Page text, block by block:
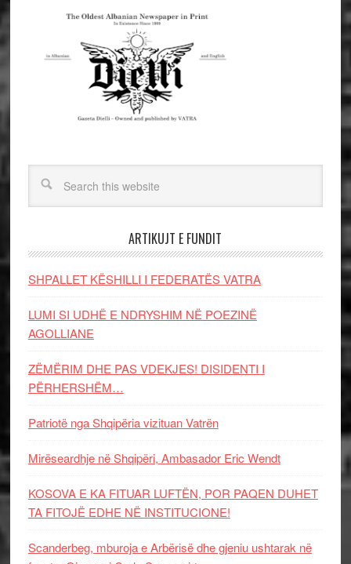
ARTIKUJT E FUNDIT
SHPALLET KËSHILLI I FEDERATËS VATRA
LUMI SI UDHË E NDRYSHIM NË POEZINË
AGOLLIANE
ZËMËRIM DHE PAS VDEKJES! DISIDENTI I
PËRHERSHËM…
Patriotë nga Shqipëria vizituan Vatrën
Mirëseardhje në Shqipëri, Ambasador Eric Wendt
KOSOVA E KA FITUAR LUFTËN, POR PAQEN DUHET
TA FITOJË EDHE NË INSTITUCIONE!
Scanderbeg, mburoja e Arbërisë dhe gjeniu ushtarak në